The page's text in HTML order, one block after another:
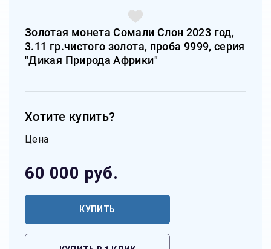
Золотая монета Сомали Слон 2023 год,
3.11 гр.чистого золота, проба 9999, серия
"Дикая Природа Африки"
Хотите купить?
Цена
60 000 руб.
КУПИТЬ